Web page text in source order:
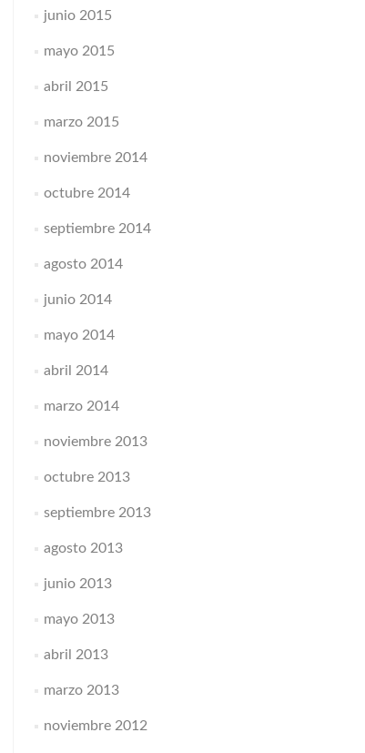
junio 2015
mayo 2015
abril 2015
marzo 2015
noviembre 2014
octubre 2014
septiembre 2014
agosto 2014
junio 2014
mayo 2014
abril 2014
marzo 2014
noviembre 2013
octubre 2013
septiembre 2013
agosto 2013
junio 2013
mayo 2013
abril 2013
marzo 2013
noviembre 2012